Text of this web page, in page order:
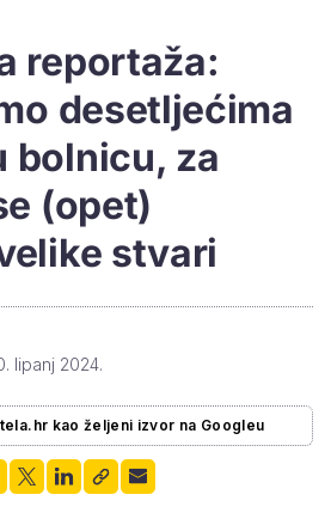
reportaža:
desetljećima
bolnicu, za
(opet)
stvari
lipanj 2024.
kao željeni izvor na Googleu